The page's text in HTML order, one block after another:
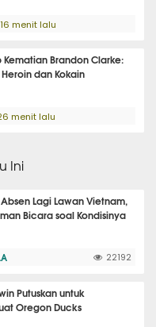
menit lalu
Brandon Clarke:
dan Kokain
menit lalu
Ini
Lagi Lawan Vietnam,
Bicara soal Kondisinya
22192
Putuskan untuk
Oregon Ducks